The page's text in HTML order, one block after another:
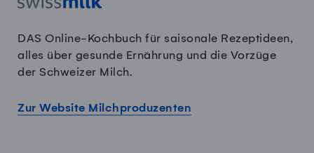
DAS Online-Kochbuch für saisonale Rezeptideen,
alles über gesunde Ernährung und die Vorzüge
der Schweizer Milch.
Zur Website Milchproduzenten